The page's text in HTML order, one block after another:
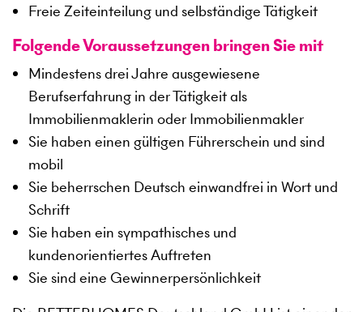
Freie Zeiteinteilung und selbständige Tätigkeit
Folgende Voraussetzungen bringen Sie mit
Mindestens drei Jahre ausgewiesene
Berufserfahrung in der Tätigkeit als
Immobilienmaklerin oder Immobilienmakler
Sie haben einen gültigen Führerschein und sind
mobil
Sie beherrschen Deutsch einwandfrei in Wort und
Schrift
Sie haben ein sympathisches und
kundenorientiertes Auftreten
Sie sind eine Gewinnerpersönlichkeit